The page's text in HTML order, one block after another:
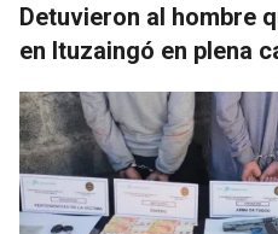
Detuvieron al hombre
en Ituzaingó en plena